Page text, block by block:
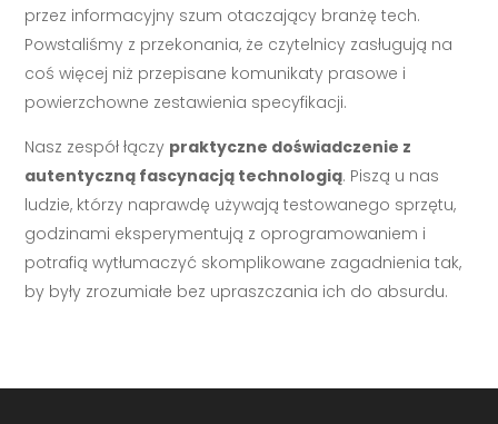
przez informacyjny szum otaczający branżę tech.
Powstaliśmy z przekonania, że czytelnicy zasługują na
coś więcej niż przepisane komunikaty prasowe i
powierzchowne zestawienia specyfikacji.
Nasz zespół łączy praktyczne doświadczenie z
autentyczną fascynacją technologią. Piszą u nas
ludzie, którzy naprawdę używają testowanego sprzętu,
godzinami eksperymentują z oprogramowaniem i
potrafią wytłumaczyć skomplikowane zagadnienia tak,
by były zrozumiałe bez upraszczania ich do absurdu.